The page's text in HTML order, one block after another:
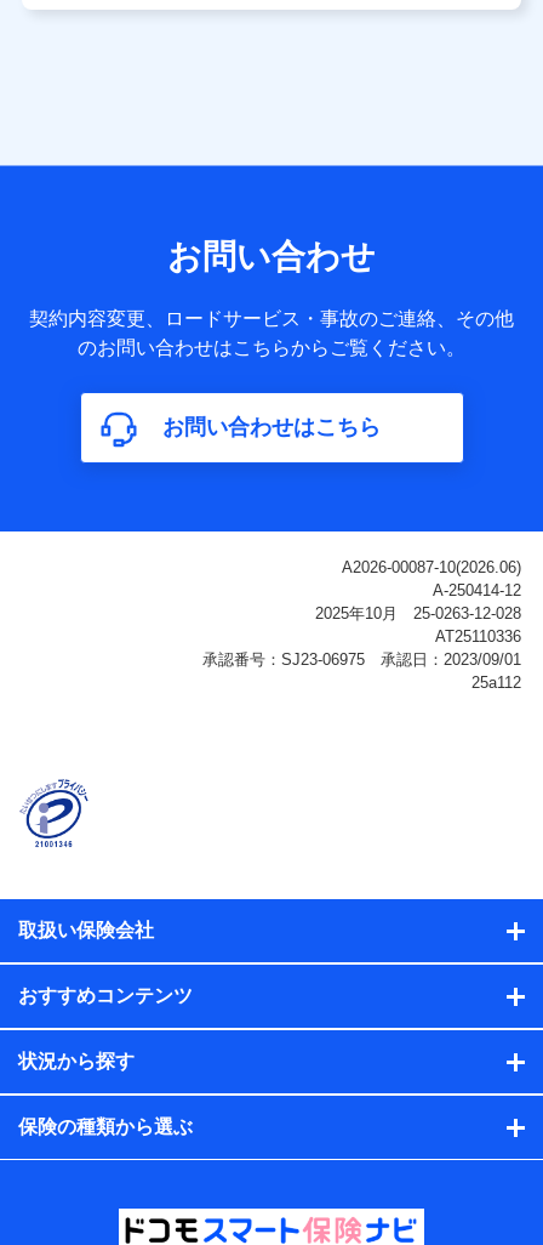
用します。
サービス提供等を通じて取得した、以下の情報などの個人デ
基本情報
氏名、電話番号、メールアドレス、お客さまの識別子、
属性、連絡先、dポイントサービスのご利用に関する情
構成、住所、dポイント残高、dポイント利用履歴などが
含まれます。
利用情報
ご契約状態・ご利用履歴インターネット利用時の行動に
関する情報、アプリケーション利用時の行動に関する情
報、購入されたサービスや商品の名称・購入場所・決済
に関する情報、アンケートの回答に関する情報などが含
名、住所、生年月日、性別、保険契約者と被保険者の関
係、保険加入の目的、保険商品の内容、保険料、保険料
のお支払方法、車のメーカーや走行距離などの情報、建
ル内容や送信履歴の情報及び保険の更改案内等を提供し
保険契約情報
当社または株式会社NTTドコモ・フィナンシャルグルー
プが取得し、又は保有する保険契約に関する情報。例と
して、保険契約者及び被保険者の氏名、住所、生年月
日、性別、保険契約者と被保険者の関係、保険加入の目
的、保険商品の内容、保険料、保険料のお支払方法、車
のメーカーや走行距離などの情報、建物の構造や築年数
などの情報、ペットの種類や年齢などの情報などが含ま
提供当事者から受領当事者が個人データを取得する方法
電子的・電磁的方法等
お問い合わせ
契約内容変更、ロードサービス・事故のご連絡、その他
のお問い合わせはこちらからご覧ください。
お問い合わせはこちら
取扱い保険会社
おすすめコンテンツ
状況から探す
保険の種類から選ぶ